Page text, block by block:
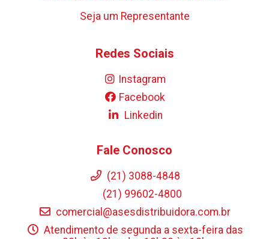
Seja um Representante
Redes Sociais
Instagram
Facebook
Linkedin
Fale Conosco
(21) 3088-4848
(21) 99602-4800
comercial@asesdistribuidora.com.br
Atendimento de segunda a sexta-feira das